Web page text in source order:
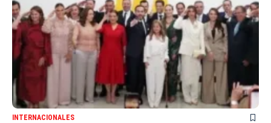
INTERNACIONALES